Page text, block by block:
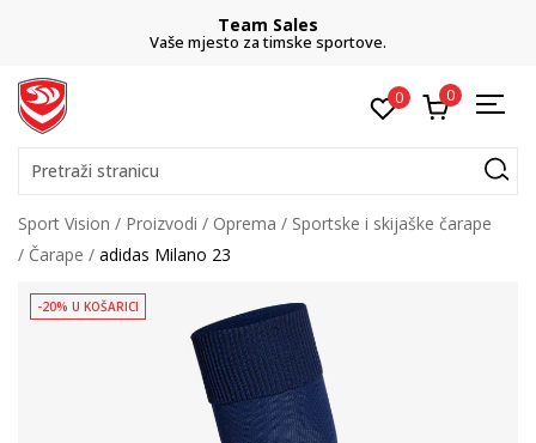
Team Sales
Vaše mjesto za timske sportove.
0 0
Pretraži stranicu
Sport Vision Proizvodi Oprema
Sportske i skijaške čarape
Čarape
adidas Milano 23
-20% U KOŠARICI